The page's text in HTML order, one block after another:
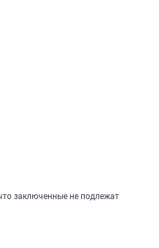
заключенные не подлежат